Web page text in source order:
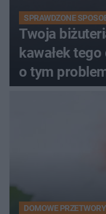
SPRAWDZONE
Twoja
kawałek
o tym
pociemniałą
DOMOWE PRZETWORY